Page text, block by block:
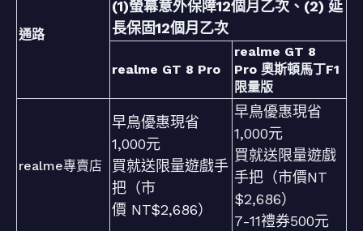
通路
(1)螢幕意外保障12個月乙次、(2) 延
長保固12個月乙次
realme GT 8 Pro
realme GT 8
Pro 奧斯頓馬丁F1
限量版
realme專賣店
早鳥優惠現省
1,000元
買就送限量遊戲手
把（市
價 NT$2,686）
早鳥優惠現省
1,000元
買就送限量遊戲
手把（市價NT
$2,686）
7-11禮券500元